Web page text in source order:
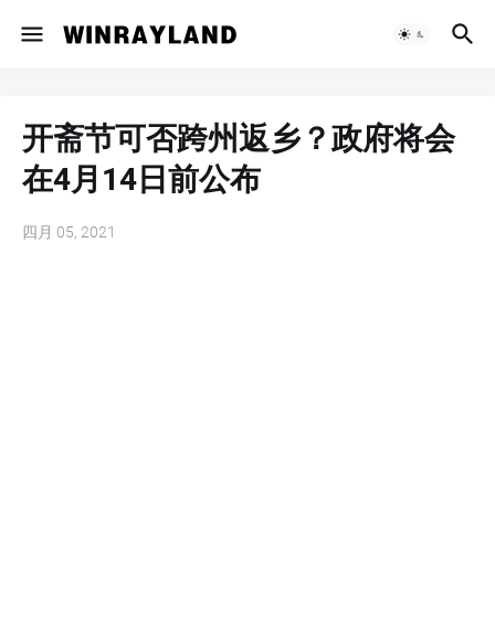
开斋节可否跨州返乡？政府将会
在4月14日前公布
四月 05, 2021